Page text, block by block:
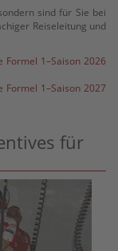
sind für Sie bei
Reiseleitung und
1–Saison 2026
1–Saison 2027
für